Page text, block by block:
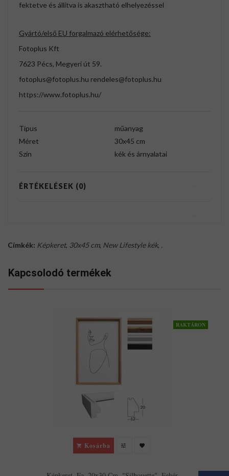
fektetve és állítva is akasztható elhelyezéssel
Gyártó/első EU forgalmazó elérhetősége:
Fotoplus Kft
7623 Pécs, Megyeri út 59.
fotoplus@fotoplus.hu rendeles@fotoplus.hu
https://www.fotoplus.hu/
Típus
műanyag
Méret
30x45 cm
Szín
kék és árnyalatai
ÉRTÉKELÉSEK (0)
Címkék: Képkeret, 30x45 cm, New Lifestyle kék, .
Kapcsolodó termékek
RAKTÁRON
Kosárba